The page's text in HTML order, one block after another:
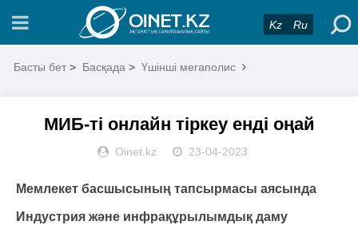
Kz Ru
Басты бет > Басқада > Үшінші мегаполис
МИБ-ті онлайн тіркеу енді оңай
Oinet.kz 23-04-2023
Мемлекет басшысының тапсырмасы аясында
Индустрия және инфрақұрылымдық даму